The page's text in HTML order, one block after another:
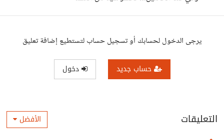
يرجى الدخول لحسابك أو تسجيل حساب لتستطيع إضافة تعليق
حساب جديد دخول
التعليقات الأفضل